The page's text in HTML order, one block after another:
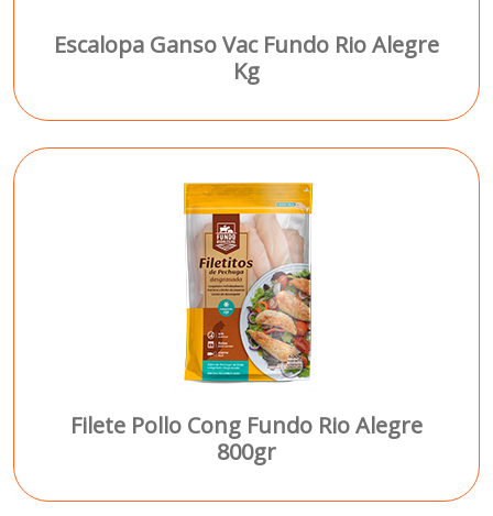
Escalopa Ganso Vac Fundo Rio Alegre
Kg
Filete Pollo Cong Fundo Rio Alegre
800gr